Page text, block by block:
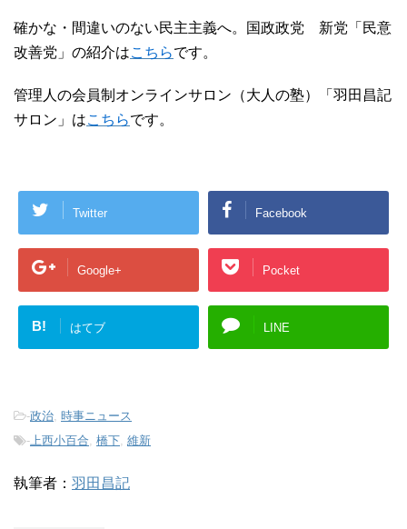
確かな・間違いのない民主主義へ。国政政党 新党「民意
改善党」の紹介はこちらです。
管理人の会員制オンラインサロン（大人の塾）「羽田昌記
サロン」はこちらです。
Twitter Facebook
Google+ Pocket
B! はてブ LINE
-政治, 時事ニュース
-上西小百合, 橋下, 維新
執筆者： 羽田昌記